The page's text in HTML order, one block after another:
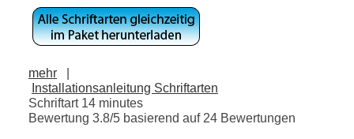
mehr
|
Installationsanleitung Schriftarten
Schriftart 14 minutes
Bewertung 3.8/5 basierend auf 24 Bewertungen